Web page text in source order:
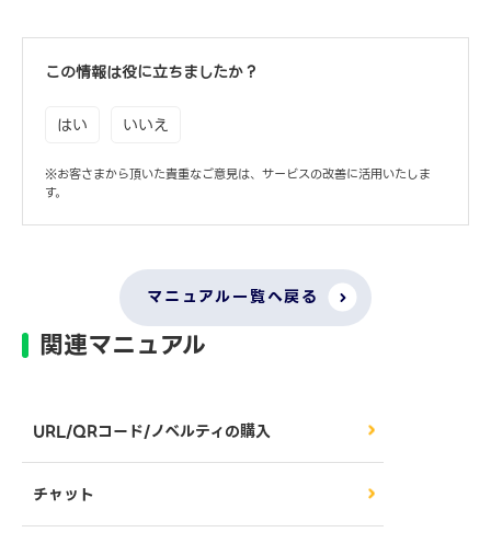
この情報は役に立ちましたか？
はい いいえ
※お客さまから頂いた貴重なご意見は、サービスの改善に活用いたしま
す。
マニュアル一覧へ戻る
関連マニュアル
URL/QRコード/ノベルティの購入
チャット